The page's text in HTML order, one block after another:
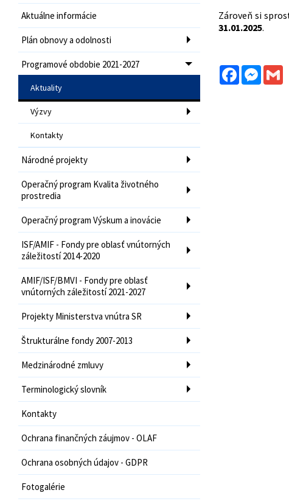
Aktuálne informácie
Plán obnovy a odolnosti
Programové obdobie 2021-2027
Aktuality
Výzvy
Kontakty
Národné projekty
Operačný program Kvalita životného
prostredia
Operačný program Výskum a inovácie
ISF/AMIF - Fondy pre oblasť vnútorných
záležitostí 2014-2020
AMIF/ISF/BMVI - Fondy pre oblasť
vnútorných záležitostí 2021-2027
Projekty Ministerstva vnútra SR
Štrukturálne fondy 2007-2013
Medzinárodné zmluvy
Terminologický slovník
Kontakty
Ochrana finančných záujmov - OLAF
Ochrana osobných údajov - GDPR
Fotogalérie
Zároveň si
31.01.2025.
Facebook